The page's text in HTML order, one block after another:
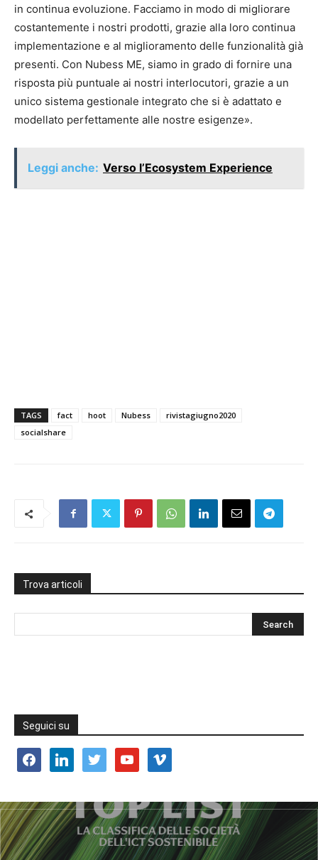
in continua evoluzione. Facciamo in modo di migliorare
costantemente i nostri prodotti, grazie alla loro continua
implementazione e al miglioramento delle funzionalità già
presenti. Con Nubess ME, siamo in grado di fornire una
risposta più puntuale ai nostri interlocutori, grazie a un
unico sistema gestionale integrato che si è adattato e
modellato perfettamente alle nostre esigenze».
Leggi anche: Verso l’Ecosystem Experience
TAGS fact hoot Nubess
rivistagiugno2020
socialshare
Trova articoli
Seguici su
facebooklinkedin twitter youtube vimeo